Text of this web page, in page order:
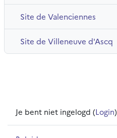
Site de Valenciennes
Site de Villeneuve d'Ascq
Je bent niet ingelogd (Login)